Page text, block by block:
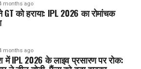
months ago
GT को हराया: IPL 2026 का रोमांचक
months ago
में IPL 2026 के लाइव प्रसारण पर रोक: